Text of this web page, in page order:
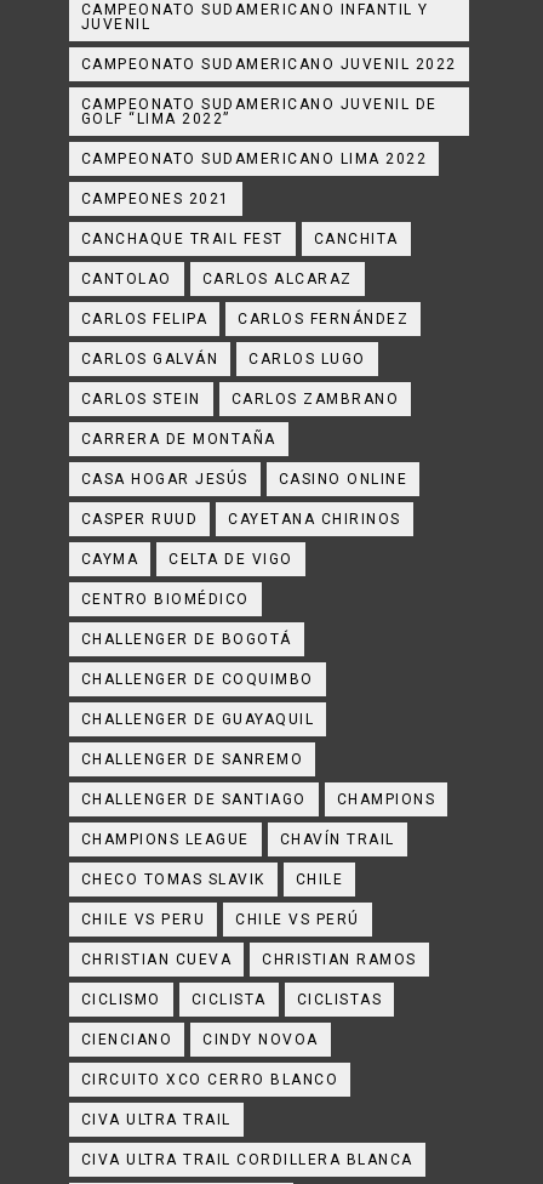
CAMPEONATO SUDAMERICANO INFANTIL Y
JUVENIL
CAMPEONATO SUDAMERICANO JUVENIL 2022
CAMPEONATO SUDAMERICANO JUVENIL DE
GOLF “LIMA 2022”
CAMPEONATO SUDAMERICANO LIMA 2022
CAMPEONES 2021
CANCHAQUE TRAIL FEST CANCHITA
CANTOLAO CARLOS ALCARAZ
CARLOS FELIPA CARLOS FERNÁNDEZ
CARLOS GALVÁN CARLOS LUGO
CARLOS STEIN CARLOS ZAMBRANO
CARRERA DE MONTAÑA
CASA HOGAR JESÚS CASINO ONLINE
CASPER RUUD CAYETANA CHIRINOS
CAYMA CELTA DE VIGO
CENTRO BIOMÉDICO
CHALLENGER DE BOGOTÁ
CHALLENGER DE COQUIMBO
CHALLENGER DE GUAYAQUIL
CHALLENGER DE SANREMO
CHALLENGER DE SANTIAGO CHAMPIONS
CHAMPIONS LEAGUE CHAVÍN TRAIL
CHECO TOMAS SLAVIK CHILE
CHILE VS PERU CHILE VS PERÚ
CHRISTIAN CUEVA CHRISTIAN RAMOS
CICLISMO CICLISTA CICLISTAS
CIENCIANO CINDY NOVOA
CIRCUITO XCO CERRO BLANCO
CIVA ULTRA TRAIL
CIVA ULTRA TRAIL CORDILLERA BLANCA